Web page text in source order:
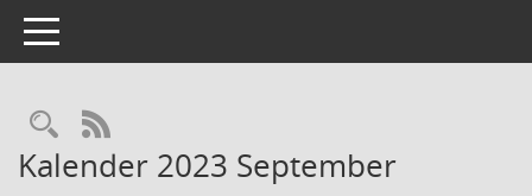
Toggle navigation
Rechercheauswahl
RSS-Feed
Kalender 2023 September